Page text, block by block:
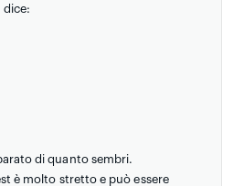
dice:
di quanto sembri.
è molto stretto e può essere